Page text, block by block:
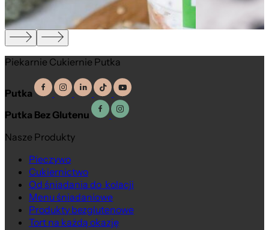
Piekarnie Cukiernie Putka
Putka
Putka Bez Glutenu
Nasze Produkty
Pieczywo
Cukiernictwo
Od śniadania do kolacji
Menu śniadaniowe
Produkty bezglutenowe
Tort na każdą okazję